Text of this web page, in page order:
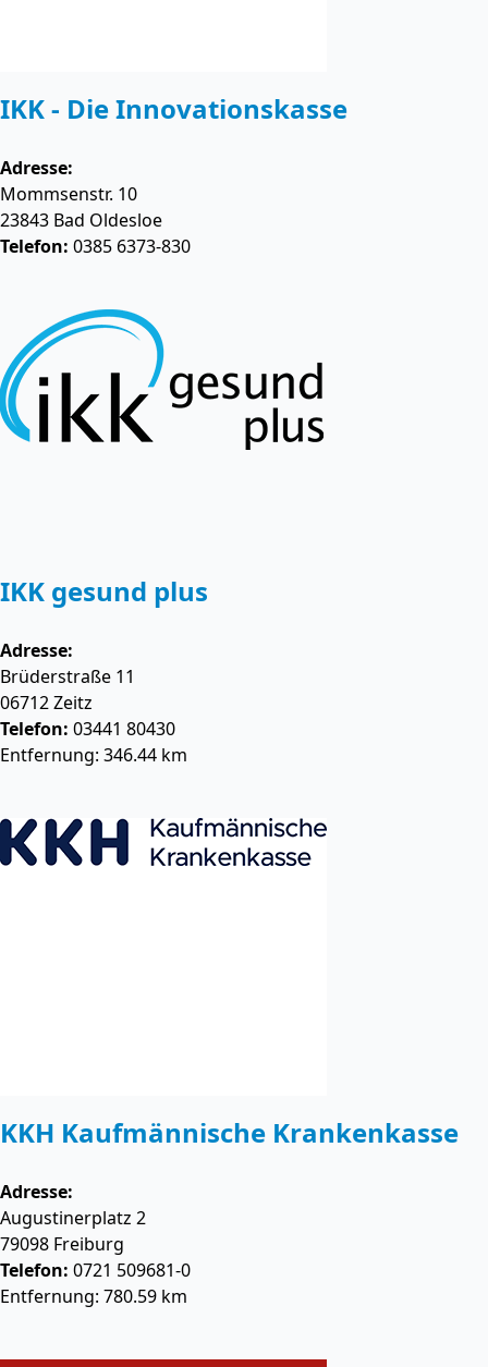
IKK - Die Innovationskasse
Adresse:
Mommsenstr. 10
23843 Bad Oldesloe
Telefon: 0385 6373-830
IKK gesund plus
Adresse:
Brüderstraße 11
06712Zeitz
Telefon: 03441 80430
Entfernung: 346.44 km
KKH Kaufmännische Krankenkasse
Adresse:
Augustinerplatz 2
79098 Freiburg
Telefon: 0721 509681-0
Entfernung: 780.59 km